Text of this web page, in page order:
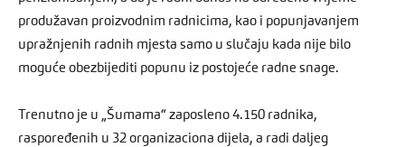
produžavan proizvodnim radnicima, kao i popunjavanjem
upražnjenih radnih mjesta samo u slučaju kada nije bilo
moguće obezbijediti popunu iz postojeće radne snage.
Trenutno je u „Šumama“ zaposleno 4.150 radnika,
raspoređenih u 32 organizaciona dijela, a radi daljeg